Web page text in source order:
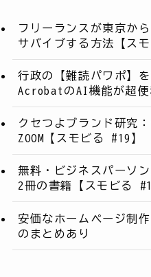
フリーランスが東京か
サバイブする方法【ス
行政の【難読パワポ】
AcrobatのAI機能が超便
クセつよブランド研究
ZOOM【スモビる #19】
無料・ビジネスパーソ
2冊の書籍【スモビる
安価なホームページ制
のまとめあり